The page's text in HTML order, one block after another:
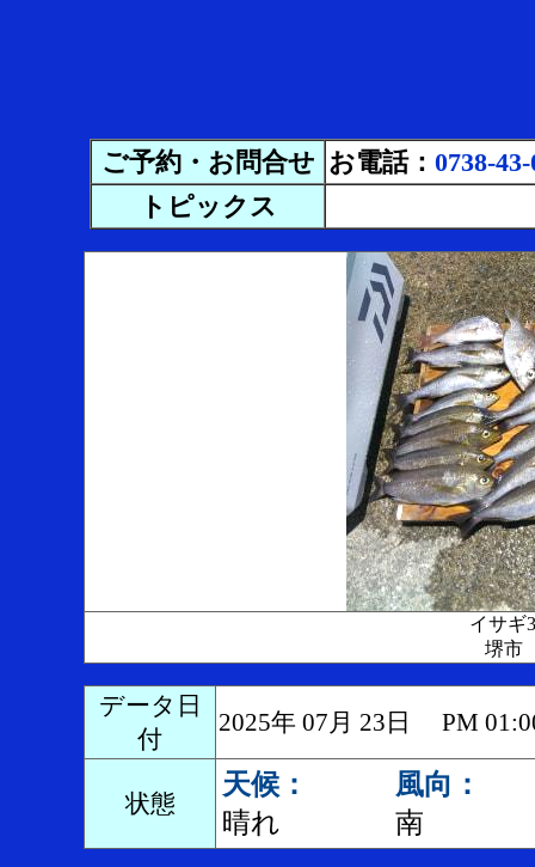
ご予約・お問合せ お電話： 0738-
トピックス
イサギ
堺市
データ日
付
2025年 07月 23日 PM
状態
天候：
晴れ
風向：
南